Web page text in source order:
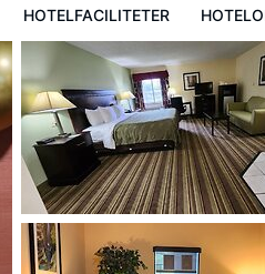
HOTELFACILITETER